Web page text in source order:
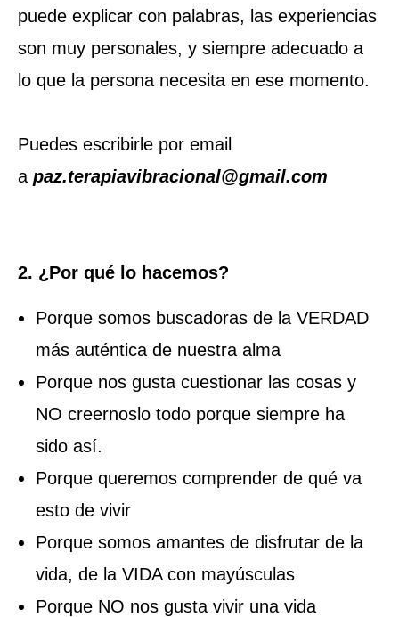
puede explicar con palabras, las experiencias
son muy personales, y siempre adecuado a
lo que la persona necesita en ese momento.
Puedes escribirle por email
a paz.terapiavibracional@gmail.com
2. ¿Por qué lo hacemos?
Porque somos buscadoras de la VERDAD
más auténtica de nuestra alma
Porque nos gusta cuestionar las cosas y
NO creernoslo todo porque siempre ha
sido así.
Porque queremos comprender de qué va
esto de vivir
Porque somos amantes de disfrutar de la
vida, de la VIDA con mayúsculas
Porque NO nos gusta vivir una vida